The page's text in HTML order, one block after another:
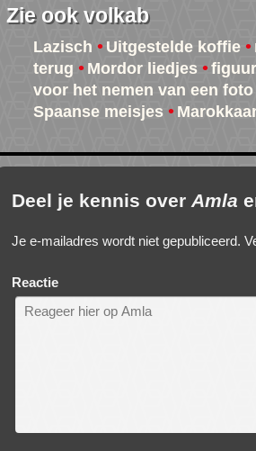
Zie ook volkab
Lazisch Uitgestelde koffie
terug
Mordor liedjes
voor het nemen van een foto
Spaanse meisjes
Deel je kennis over Amla
Je e-mailadres wordt niet gepubliceerd.
Reactie